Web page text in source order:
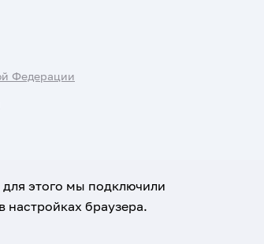
Федерации
для этого мы подключили
настройках браузера.